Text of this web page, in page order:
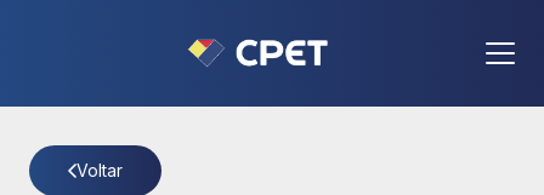
Voltar